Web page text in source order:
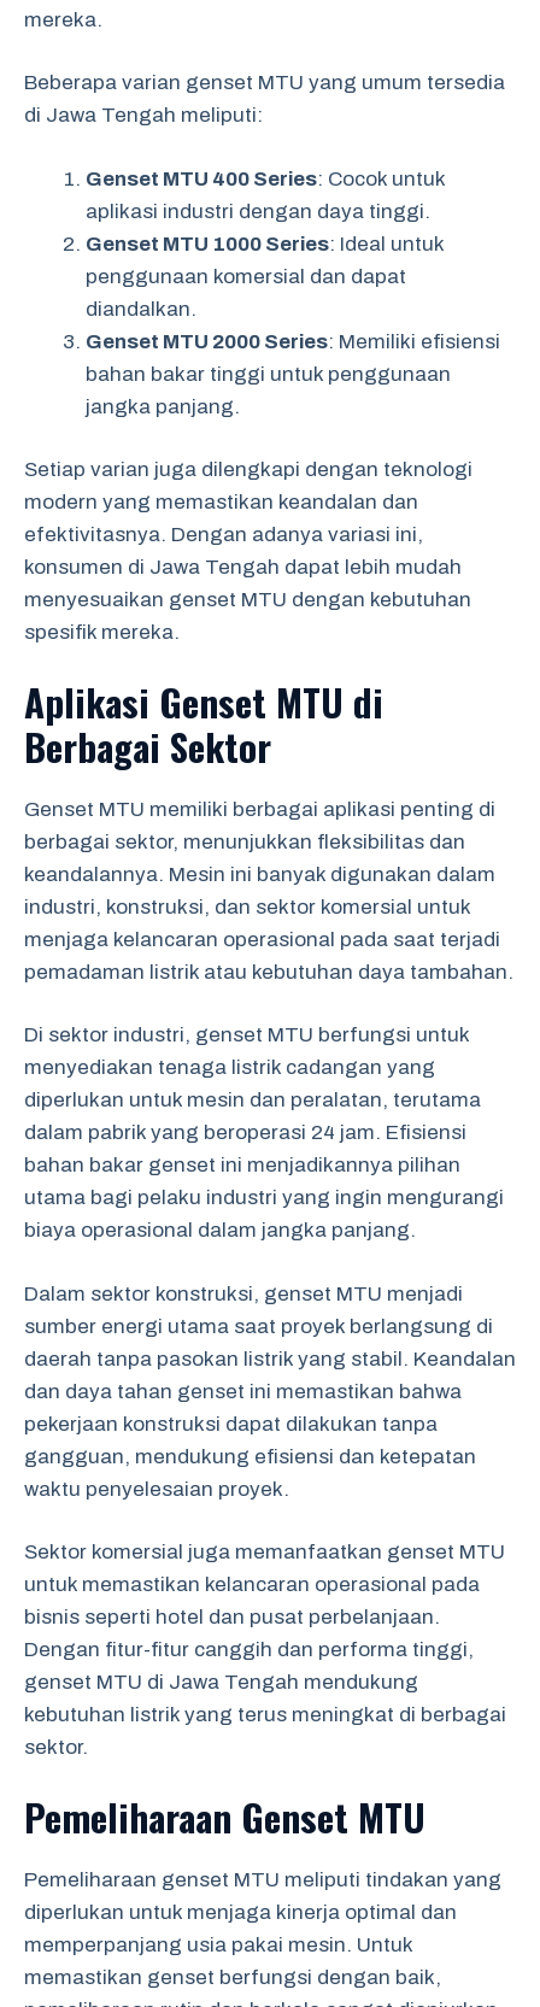
mereka.
Beberapa varian genset MTU yang umum tersedia
di Jawa Tengah meliputi:
Genset MTU 400 Series: Cocok untuk
aplikasi industri dengan daya tinggi.
Genset MTU 1000 Series: Ideal untuk
penggunaan komersial dan dapat
diandalkan.
Genset MTU 2000 Series: Memiliki efisiensi
bahan bakar tinggi untuk penggunaan
jangka panjang.
Setiap varian juga dilengkapi dengan teknologi
modern yang memastikan keandalan dan
efektivitasnya. Dengan adanya variasi ini,
konsumen di Jawa Tengah dapat lebih mudah
menyesuaikan genset MTU dengan kebutuhan
spesifik mereka.
Aplikasi Genset MTU di
Berbagai Sektor
Genset MTU memiliki berbagai aplikasi penting di
berbagai sektor, menunjukkan fleksibilitas dan
keandalannya. Mesin ini banyak digunakan dalam
industri, konstruksi, dan sektor komersial untuk
menjaga kelancaran operasional pada saat terjadi
pemadaman listrik atau kebutuhan daya tambahan.
Di sektor industri, genset MTU berfungsi untuk
menyediakan tenaga listrik cadangan yang
diperlukan untuk mesin dan peralatan, terutama
dalam pabrik yang beroperasi 24 jam. Efisiensi
bahan bakar genset ini menjadikannya pilihan
utama bagi pelaku industri yang ingin mengurangi
biaya operasional dalam jangka panjang.
Dalam sektor konstruksi, genset MTU menjadi
sumber energi utama saat proyek berlangsung di
daerah tanpa pasokan listrik yang stabil. Keandalan
dan daya tahan genset ini memastikan bahwa
pekerjaan konstruksi dapat dilakukan tanpa
gangguan, mendukung efisiensi dan ketepatan
waktu penyelesaian proyek.
Sektor komersial juga memanfaatkan genset MTU
untuk memastikan kelancaran operasional pada
bisnis seperti hotel dan pusat perbelanjaan.
Dengan fitur-fitur canggih dan performa tinggi,
genset MTU di Jawa Tengah mendukung
kebutuhan listrik yang terus meningkat di berbagai
sektor.
Pemeliharaan Genset MTU
Pemeliharaan genset MTU meliputi tindakan yang
diperlukan untuk menjaga kinerja optimal dan
memperpanjang usia pakai mesin. Untuk
memastikan genset berfungsi dengan baik,